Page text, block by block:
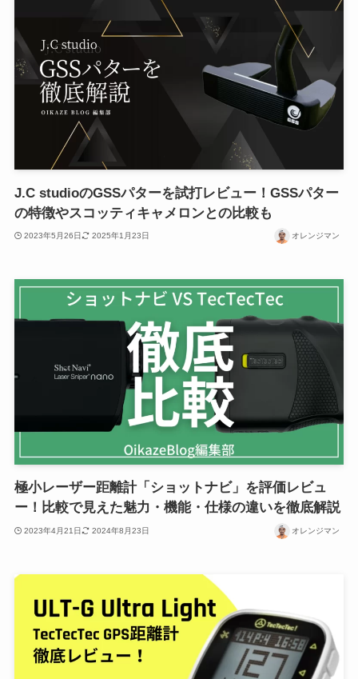
J.C studioのGSSパターを試打レビュー！GSSパター
の特徴やスコッティキャメロンとの比較も
2023年5月26日 2025年1月23日 オレンジマン
極小レーザー距離計「ショットナビ」を評価レビュ
ー！比較で見えた魅力・機能・仕様の違いを徹底解説
2023年4月21日 2024年8月23日 オレンジマン